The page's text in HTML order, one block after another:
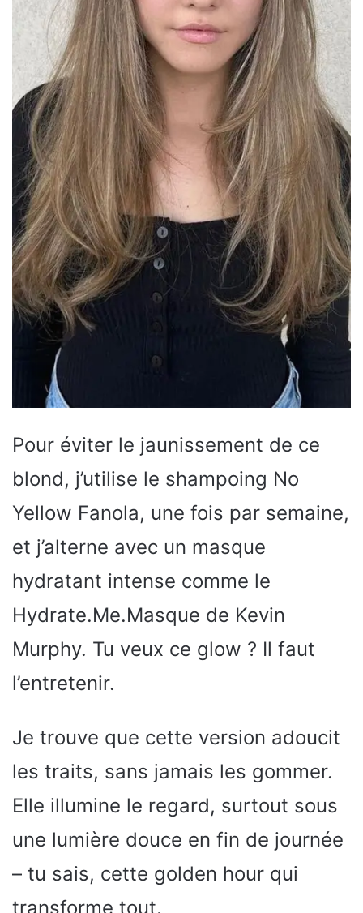
Pour éviter le jaunissement de ce
blond, j’utilise le shampoing No
Yellow Fanola, une fois par semaine,
et j’alterne avec un masque
hydratant intense comme le
Hydrate.Me.Masque de Kevin
Murphy. Tu veux ce glow ? Il faut
l’entretenir.
Je trouve que cette version adoucit
les traits, sans jamais les gommer.
Elle illumine le regard, surtout sous
une lumière douce en fin de journée
– tu sais, cette golden hour qui
transforme tout.